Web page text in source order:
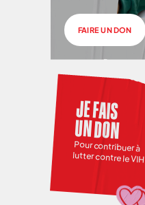
FAIRE UN DON
JE FAIS
UN DON
Pour contribuer à
lutter contre le VIH